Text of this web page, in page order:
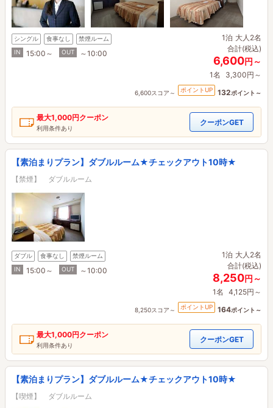
シングル 食事なし
禁煙ルーム
IN
15:00～ OUT ～10:00
1泊 大人2名
合計(税込)
6,600円～
1名 3,300円～
6,600スコア～ ポイントUP 132ポイント～
最大1,000円クーポン
利用条件あり
クーポンGET
【素泊まりプラン】ダブルルーム★チェックアウト10時★
【禁煙】 ダブルルーム
ダブル 食事なし
禁煙ルーム
IN
15:00～ OUT ～10:00
1泊 大人2名
合計(税込)
8,250円～
1名 4,125円～
8,250スコア～ ポイントUP 164ポイント～
最大1,000円クーポン
利用条件あり
クーポンGET
【素泊まりプラン】ダブルルーム★チェックアウト10時★
【喫煙】 ダブルルーム